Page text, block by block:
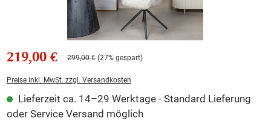
219,00 € 299,00 € (27% gespart)
Preise inkl. MwSt. zzgl. Versandkosten
Lieferzeit ca. 14–29 Werktage - Standard Lieferung
oder Service Versand möglich